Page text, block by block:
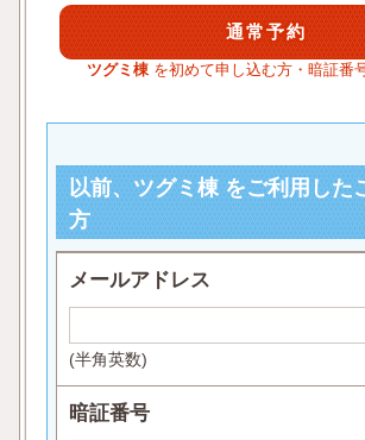
ツグミ棟 を初めて申し込む方・暗証番
以前、ツグミ棟 をご利用した
方
メールアドレス
(半角英数)
暗証番号